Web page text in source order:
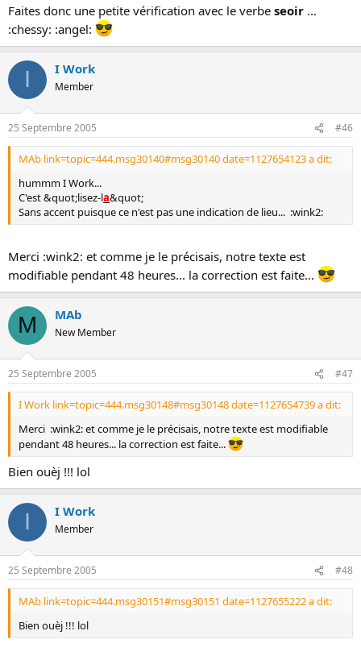
Faites donc une petite vérification avec le verbe seoir ...
:chessy: :angel:
I I Work
Member
25 Septembre 2005 #46
MAb link=topic=444.msg30140#msg30140 date=1127654123 a dit:
hummm I Work...
C'est &quot;lisez-la&quot;
Sans accent puisque ce n'est pas une indication de lieu... :wink2:
Merci :wink2: et comme je le précisais, notre texte est
modifiable pendant 48 heures... la correction est faite...
M MAb
New Member
25 Septembre 2005 #47
I Work link=topic=444.msg30148#msg30148 date=1127654739 a dit:
Merci :wink2: et comme je le précisais, notre texte est modifiable
pendant 48 heures... la correction est faite...
Bien ouèj !!! lol
I I Work
Member
25 Septembre 2005 #48
MAb link=topic=444.msg30151#msg30151 date=1127655222 a dit:
Bien ouèj !!! lol